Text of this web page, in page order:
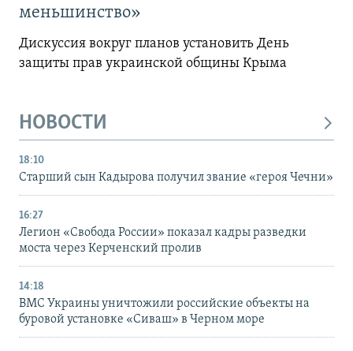
меньшинство»
Дискуссия вокруг планов установить День
защиты прав украинской общины Крыма
НОВОСТИ
18:10
Старший сын Кадырова получил звание «героя Чечни»
16:27
Легион «Свобода России» показал кадры разведки
моста через Керченский пролив
14:18
ВМС Украины уничтожили российские объекты на
буровой установке «Сиваш» в Черном море